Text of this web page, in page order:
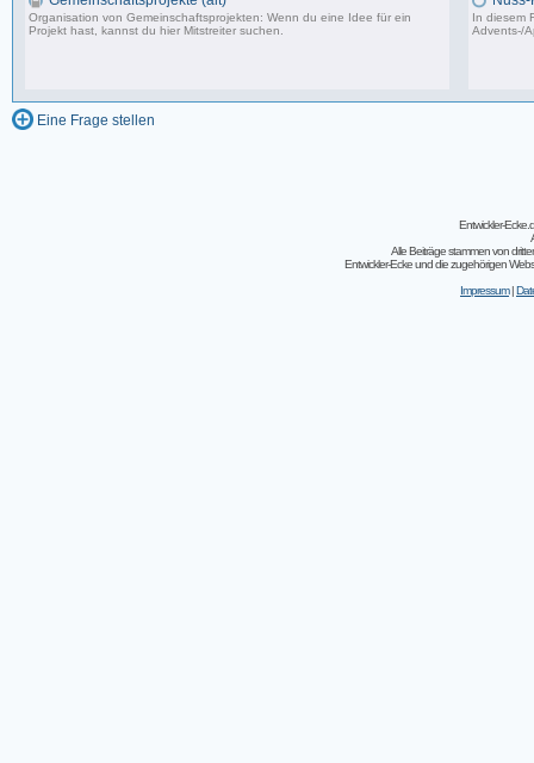
Organisation von Gemeinschaftsprojekten: Wenn du eine Idee für ein
Projekt hast, kannst du hier Mitstreiter suchen.
In diesem
Advents-/
Eine Frage stellen
Entwickler-
Alle Beiträge stammen von
Entwickler-Ecke und die zugehörigen
Impressum|